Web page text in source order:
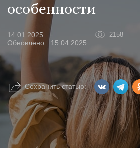
особенности
14.01.2025 2158
Обновлено:
15.04.2025
Сохранить статью: